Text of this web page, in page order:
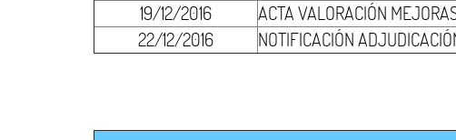
19/12/2016
ACTA VALORACIÓN
22/12/2016
NOTIFICACIÓN